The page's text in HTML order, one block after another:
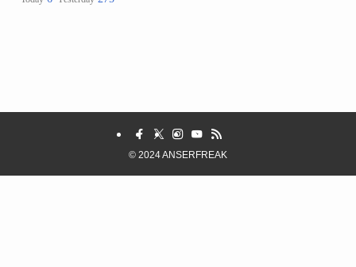
© 2024 ANSERFREAK